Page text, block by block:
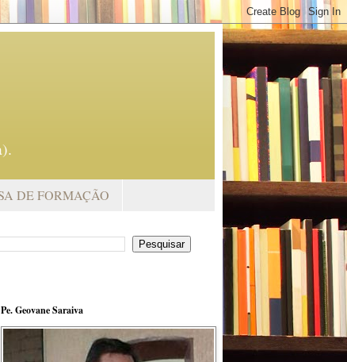
DE FORMAÇÃO
Pe. Geovane Saraiva